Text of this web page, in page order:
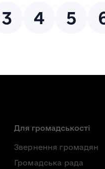
Для громадськості
Звернення громадян
Громадська рада